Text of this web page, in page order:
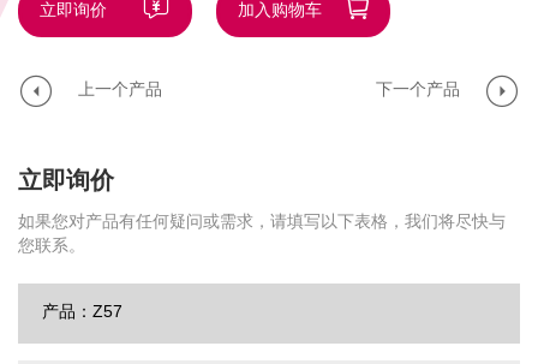
立即询价 加入购物车
上一个产品 下一个产品
立即询价
如果您对产品有任何疑问或需求，请填写以下表格，我们将尽快与
您联系。